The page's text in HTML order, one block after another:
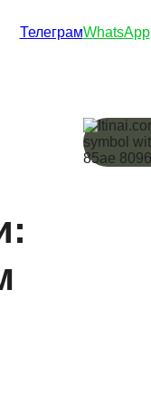
ТелеграмWhatsApp